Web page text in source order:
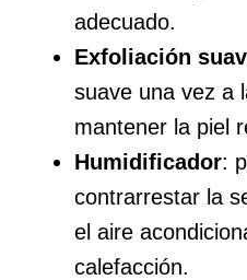
adecuado.
Exfoliación
suave una vez a
mantener la piel
Humidificador:
contrarrestar la
el aire
calefacción.